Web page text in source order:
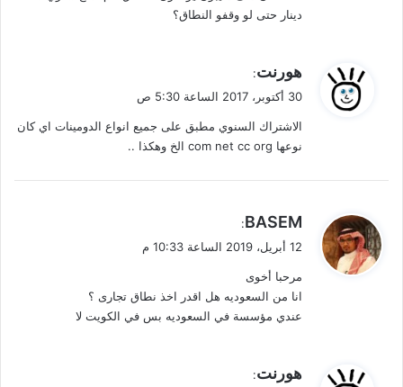
دينار حتى لو وقفو النطاق؟
ل
هورنت:
30 أكتوبر، 2017 الساعة 5:30 ص
الاشتراك السنوي مطبق على جميع انواع الدومينات اي كان
نوعها com net cc org الخ وهكذا ..
ي
ل
BASEM
:
12 أبريل، 2019 الساعة 10:33 م
مرحبا أخوى
انا من السعوديه هل اقدر اخذ نطاق تجارى ؟
عندي مؤسسة في السعوديه بس في الكويت لا
هورنت: